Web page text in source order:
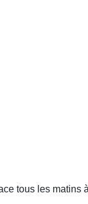
tous les matins